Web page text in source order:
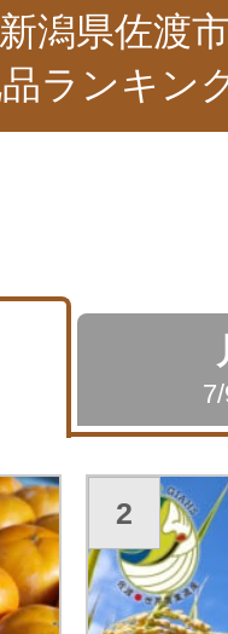
潟県佐渡
ランキン
2